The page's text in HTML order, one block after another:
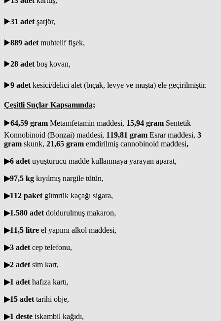
▶️31 adet şarjör,
▶️889 adet muhtelif fişek,
▶️28 adet boş kovan,
▶️9 adet kesici/delici alet (bıçak, levye ve muşta) ele geçirilmiştir.
Çeşitli Suçlar Kapsamında;
▶️64,59 gram Metamfetamin maddesi, 15,94 gram Sentetik
Konnobinoid (Bonzai) maddesi, 119,81 gram Esrar maddesi, 3
gram skunk, 21,65 gram emdirilmiş cannobinoid maddesi,
▶️6 adet uyuşturucu madde kullanmaya yarayan aparat,
▶️97,5 kg kıyılmış nargile tütün,
▶️112 paket gümrük kaçağı sigara,
▶️1.580 adet doldurulmuş makaron,
▶️11,5 litre el yapımı alkol maddesi,
▶️3 adet cep telefonu,
▶️2 adet sim kart,
▶️1 adet hafıza kartı,
▶️15 adet tarihi obje,
▶️1 deste iskambil kağıdı,